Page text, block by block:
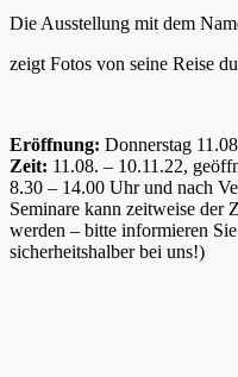
Die Ausstellung mit dem
zeigt Fotos von seine Reise
Eröffnung: Donnerstag
Zeit: 11.08. – 10.11.22,
8.30 – 14.00 Uhr und nach
Seminare kann zeitweise der
werden – bitte informieren
sicherheitshalber bei uns!)